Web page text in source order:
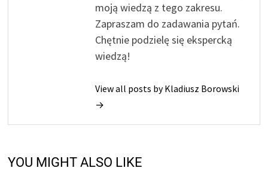
moją wiedzą z tego zakresu.
Zapraszam do zadawania pytań.
Chętnie podzielę się ekspercką
wiedzą!
View all posts by Kladiusz Borowski
→
YOU MIGHT ALSO LIKE